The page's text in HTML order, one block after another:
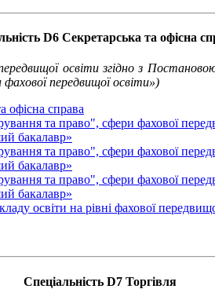
D6 Секретарська та офісна
освіти згідно з
фахової передвищої освіти»)
офісна справа
та право", сфери фахової
бакалавр»
та право", сфери фахової
бакалавр»
та право", сфери фахової
бакалавр»
освіти на рівні фахової
Спеціальність D7 Торгівля